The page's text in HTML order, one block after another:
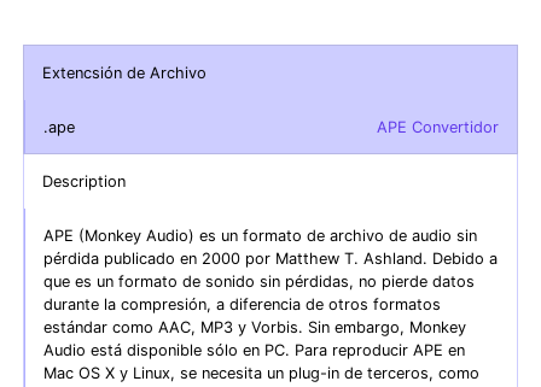
Extencsión de Archivo
.ape APE Convertidor
Description
APE (Monkey Audio) es un formato de archivo de audio sin
pérdida publicado en 2000 por Matthew T. Ashland. Debido a
que es un formato de sonido sin pérdidas, no pierde datos
durante la compresión, a diferencia de otros formatos
estándar como AAC, MP3 y Vorbis. Sin embargo, Monkey
Audio está disponible sólo en PC. Para reproducir APE en
Mac OS X y Linux, se necesita un plug-in de terceros, como